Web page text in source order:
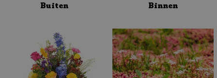
Buiten Binnen